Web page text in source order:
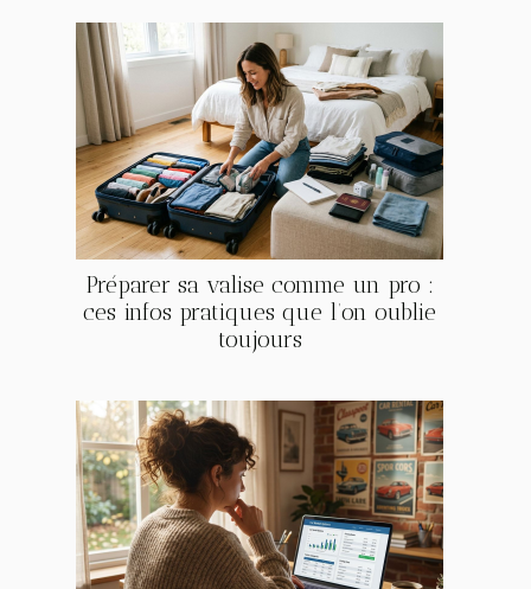
Préparer sa valise comme un pro :
ces infos pratiques que l’on oublie
toujours